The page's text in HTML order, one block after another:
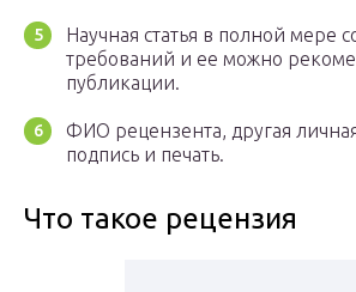
Научная статья в полной мере
требований и ее можно
публикации.
ФИО рецензента, другая
подпись и печать.
Что такое рецензия